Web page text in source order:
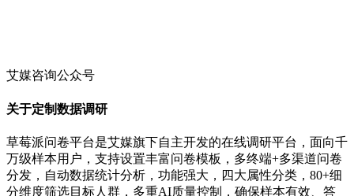
艾媒咨询公众号
关于定制数据调研
草莓派问卷平台是艾媒旗下自主开发的在线调研平台，面向千
万级样本用户，支持设置丰富问卷模板，多终端+多渠道问卷
分发，自动数据统计分析，功能强大，四大属性分类，80+细
分维度筛选目标人群，多重AI质量控制，确保样本有效、答